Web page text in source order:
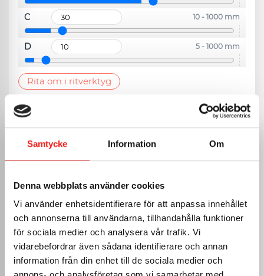
Samtycke Information Om
Denna webbplats använder cookies
Vi använder enhetsidentifierare för att anpassa innehållet
och annonserna till användarna, tillhandahålla funktioner
för sociala medier och analysera vår trafik. Vi
vidarebefordrar även sådana identifierare och annan
information från din enhet till de sociala medier och
C 10 - 1000 mm
D 5 - 1000 mm
Rita om i ritverktyg
Svart
Vit
0.6mm RAL 9010
Tegelröd
0.6mm RAL 8004
Mörkgrå
0.6mm RAL 7011
Magestic